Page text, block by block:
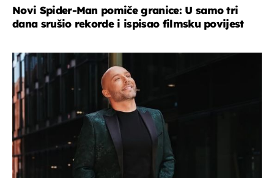
Novi Spider-Man pomiče granice: U samo tri
dana srušio rekorde i ispisao filmsku povijest